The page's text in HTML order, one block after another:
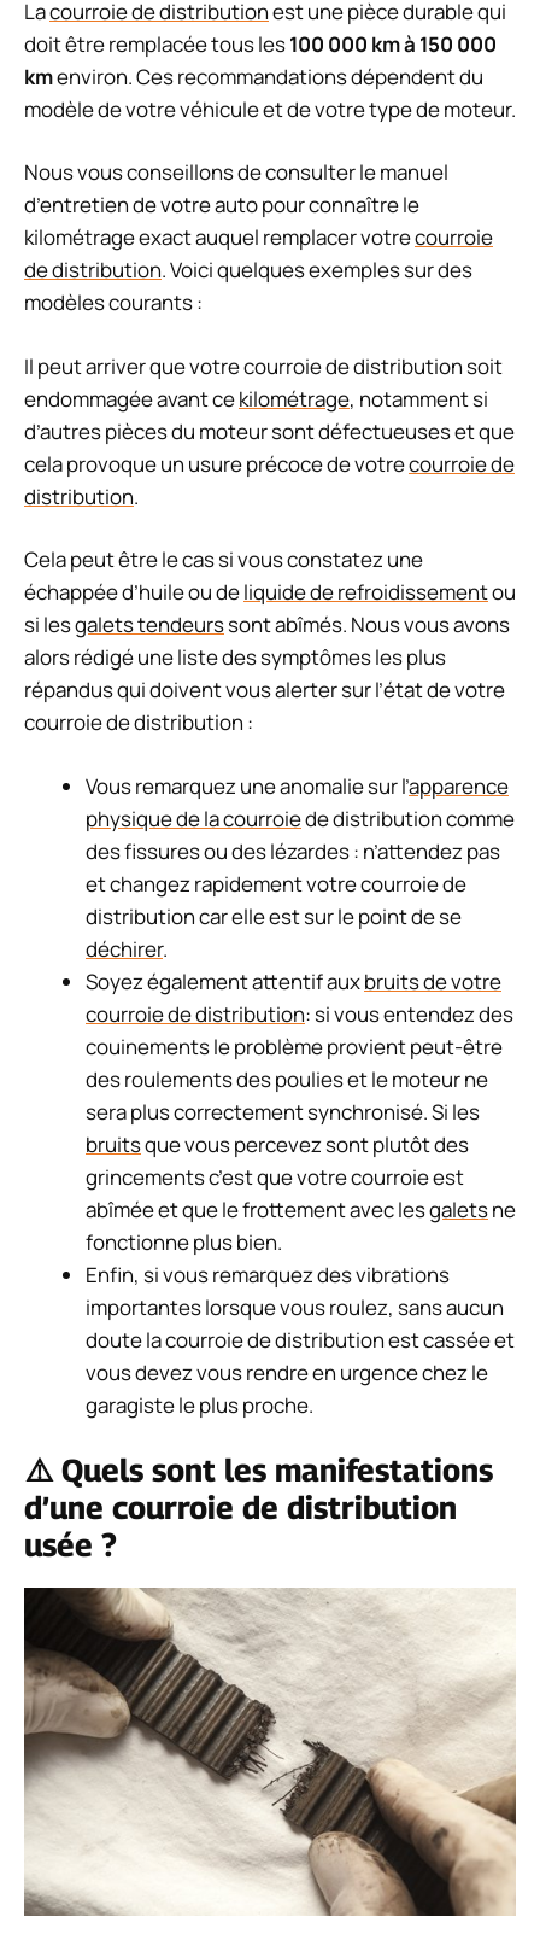
Lacourroie de distributionest une pièce durable qui
doit être remplacée tous les100 000 km à 150 000
kmenviron. Ces recommandations dépendent du
modèle de votre véhicule et de votre type de moteur.
Nous vous conseillons de consulter le manuel
d’entretien de votre auto pour connaître le
kilométrage exact auquel remplacer votrecourroie
de distribution. Voici quelques exemples sur des
modèles courants :
Il peut arriver que votre courroie de distribution soit
endommagée avant cekilométrage, notamment si
d’autres pièces du moteur sont défectueuses et que
cela provoque un usure précoce de votrecourroie de
distribution.
Cela peut être le cas si vous constatez une
échappée d’huile ou deliquide de refroidissementou
si lesgalets tendeurssont abîmés. Nous vous avons
alors rédigé une liste des symptômes les plus
répandus qui doivent vous alerter sur l’état de votre
courroie de distribution :
Vous remarquez une anomalie sur l’apparence
physique de la courroiede distribution comme
des fissures ou des lézardes : n’attendez pas
et changez rapidement votre courroie de
distribution car elle est sur le point de se
déchirer.
Soyez également attentif auxbruits de votre
courroie de distribution: si vous entendez des
couinements le problème provient peut-être
des roulements des poulies et le moteur ne
sera plus correctement synchronisé. Si les
bruitsque vous percevez sont plutôt des
grincements c’est que votre courroie est
abîmée et que le frottement avec lesgaletsne
fonctionne plus bien.
Enfin, si vous remarquez des vibrations
importantes lorsque vous roulez, sans aucun
doute la courroie de distribution est cassée et
vous devez vous rendre en urgence chez le
garagiste le plus proche.
⚠️ Quels sont les manifestations
d’une courroie de distribution
usée ?